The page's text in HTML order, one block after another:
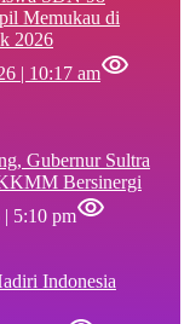
Memukau di
2026
| 10:17 am
Gubernur Sultra
Bersinergi
5:10 pm
Indonesia